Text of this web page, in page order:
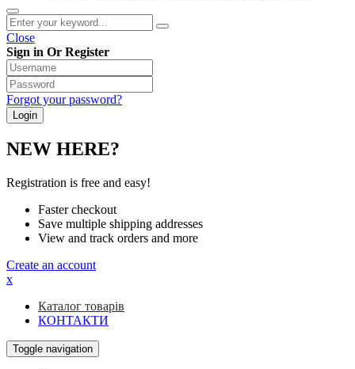
Close
Sign in Or Register
Forgot your password?
NEW HERE?
Registration is free and easy!
Faster checkout
Save multiple shipping addresses
View and track orders and more
Create an account
x
Каталог товарів
КОНТАКТИ
Toggle navigation